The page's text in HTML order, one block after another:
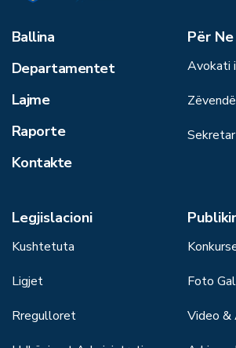
Ballina
Departamentet
Lajme
Raporte
Kontakte
Për Ne
Avokati
Legjislacioni
Kushtetuta
Ligjet
Rregulloret
Foto
Video &